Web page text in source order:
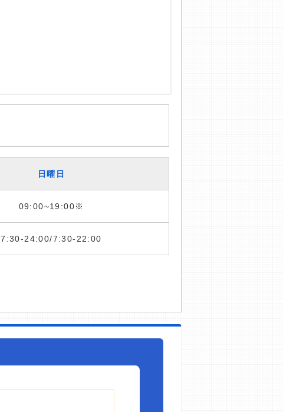
日曜日
09:00~19:00※
7:30-24:00/7:30-22:00